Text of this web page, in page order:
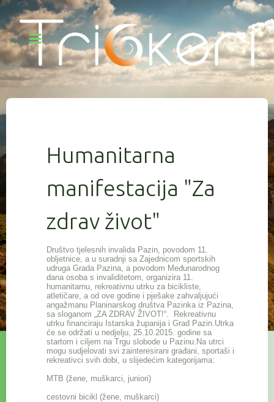
Humanitarna
manifestacija "Za
zdrav život"
Društvo tjelesnih invalida Pazin, povodom 11.
obljetnice, a u suradnji sa Zajednicom sportskih
udruga Grada Pazina, a povodom Međunarodnog
dana osoba s invaliditetom, organizira 11.
humanitarnu, rekreativnu utrku za bicikliste,
atletičare, a od ove godine i pješake zahvaljujući
angažmanu Planinarskog društva Pazinka iz Pazina,
sa sloganom „ZA ZDRAV ŽIVOT!“. Rekreativnu
utrku financiraju Istarska županija i Grad Pazin.Utrka
će se održati u nedjelju, 25.10.2015. godine sa
startom i ciljem na Trgu slobode u Pazinu.Na utrci
mogu sudjelovati svi zainteresirani građani, sportaši i
rekreativci svih dobi, u slijedećim kategorijama:
MTB (žene, muškarci, juniori)
cestovni bicikl (žene, muškarci)